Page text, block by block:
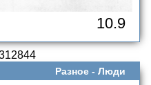
10.9
Разное - Люди